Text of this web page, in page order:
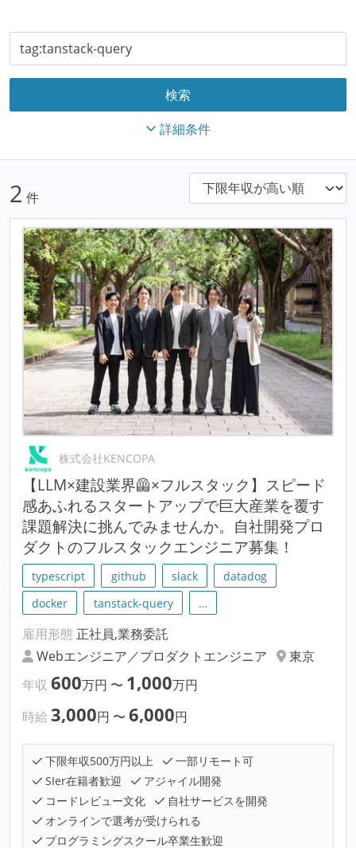
詳細条件
2 件
株式会社KENCOPA
【LLM×建設業界🦺×フルスタック】スピード
感あふれるスタートアップで巨大産業を覆す
課題解決に挑んでみませんか。自社開発プロ
ダクトのフルスタックエンジニア募集！
typescript github slack
datadog
docker
tanstack-query …
雇用形態 正社員,業務委託
Webエンジニア／プロダクトエンジニア
東京
年収 600万円 〜 1,000万円
時給 3,000円 〜 6,000円
下限年収500万円以上
一部リモート可
SIer在籍者歓迎
アジャイル開発
コードレビュー文化
自社サービスを開発
オンラインで選考が受けられる
プログラミングスクール卒業生歓迎